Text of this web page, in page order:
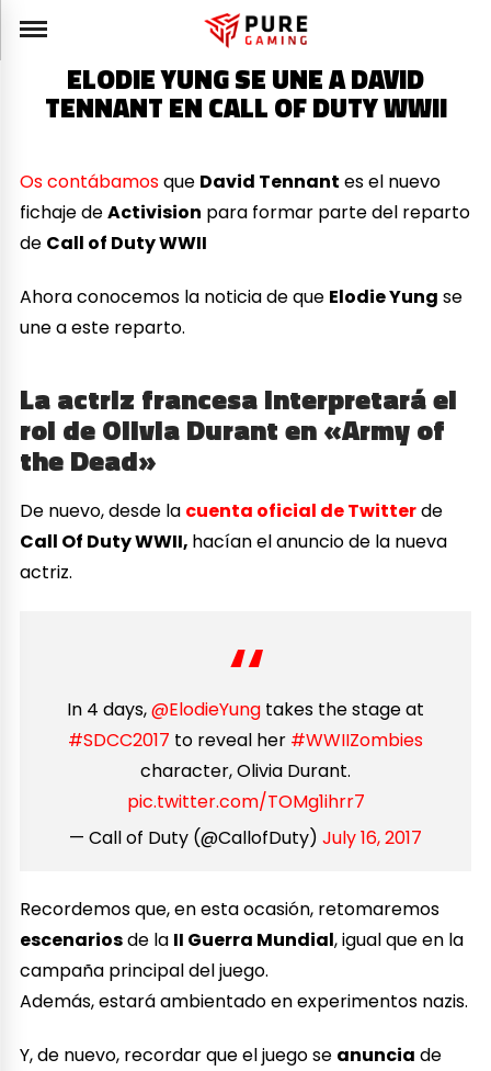
ELODIE YUNG SE UNE A DAVID
TENNANT EN CALL OF DUTY WWII
Os contábamosque David Tennant es el nuevo
fichaje deActivision para formar parte del reparto
de Call of Duty WWII
Ahora conocemos la noticia de que Elodie Yung se
une a este reparto.
La actriz francesa interpretará el
rol de Olivia Durant en «Army of
the Dead»
De nuevo, desde la cuenta oficial de Twitterde
Call Of Duty WWII, hacían el anuncio de la nueva
actriz.
In 4 days,@ElodieYung takes the stage at
#SDCC2017 to reveal her #WWIIZombies
character, Olivia Durant.
pic.twitter.com/TOMg1ihrr7
— Call of Duty (@CallofDuty) July 16, 2017
Recordemos que, en esta ocasión, retomaremos
escenariosde la II Guerra Mundial, igual que en la
campaña principal del juego.
Además, estará ambientado en experimentos nazis.
Y, de nuevo, recordar que el juego se anuncia de